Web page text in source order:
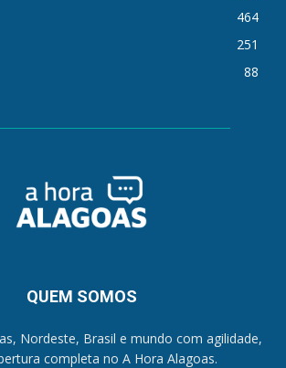
464
251
88
QUEM SOMOS
Nordeste, Brasil e mundo com agilidade,
completa no A Hora Alagoas.